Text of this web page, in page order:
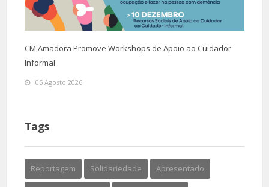
CM Amadora Promove Workshops de Apoio ao Cuidador
Informal
05 Agosto 2026
Tags
Reportagem Solidariedade Apresentado